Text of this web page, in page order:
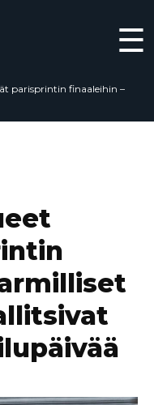
☰
parisprintin finaaleihin –